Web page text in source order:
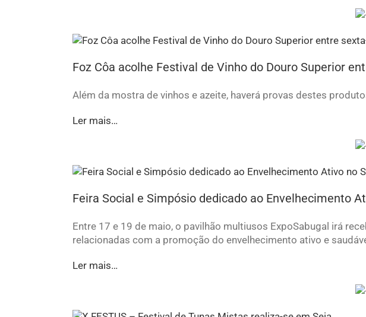
Foz Côa acolhe Festival de Vinho do Douro Superior
Além da mostra de vinhos e azeite, haverá provas destes
Ler mais…
Feira Social e Simpósio dedicado ao Envelhecimento
Entre 17 e 19 de maio, o pavilhão multiusos ExpoSabugal irá
relacionadas com a promoção do envelhecimento ativo e
Ler mais…